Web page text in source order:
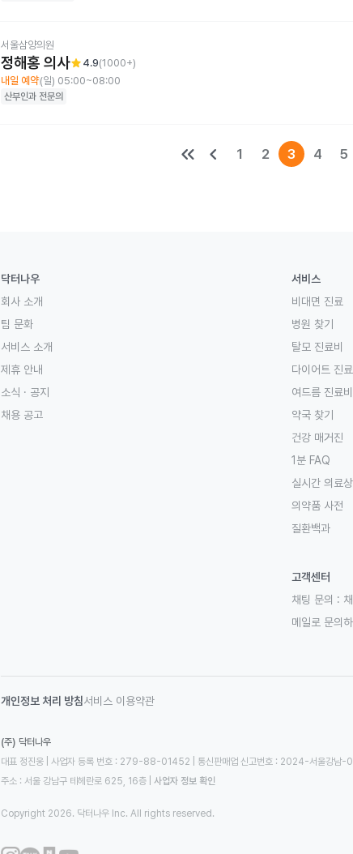
서울삼양의원
정해홍 의사star 4.9(1000+)
내일 예약(일) 05:00~08:00
산부인과 전문의
keyboard_double_arrow_left keyboard_arrow_left 1 2 3 4 5
닥터나우
회사 소개
팀 문화
서비스 소개
제휴 안내
소식 · 공지
채용 공고
서비스
비대면 진료
병원 찾기
탈모 진료비
다이어트 진료
여드름 진료비
약국 찾기
건강 매거진
1분 FAQ
실시간 의료
의약품 사전
질환백과
고객센터
채팅 문의 :
메일로 문의하
개인정보 처리 방침서비스 이용약관
(주) 닥터나우
대표 정진웅 | 사업자 등록 번호 : 279-88-01452 | 통신판매업 신고번호 : 2024-서울강남
주소 : 서울 강남구 테헤란로 625, 16층
사업자 정보 확인
Copyright 2026. 닥터나우 Inc. All rights reserved.